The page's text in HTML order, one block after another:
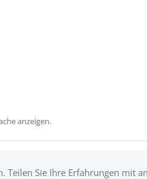
anzeigen.
Teilen Sie Ihre Erfahrungen mit